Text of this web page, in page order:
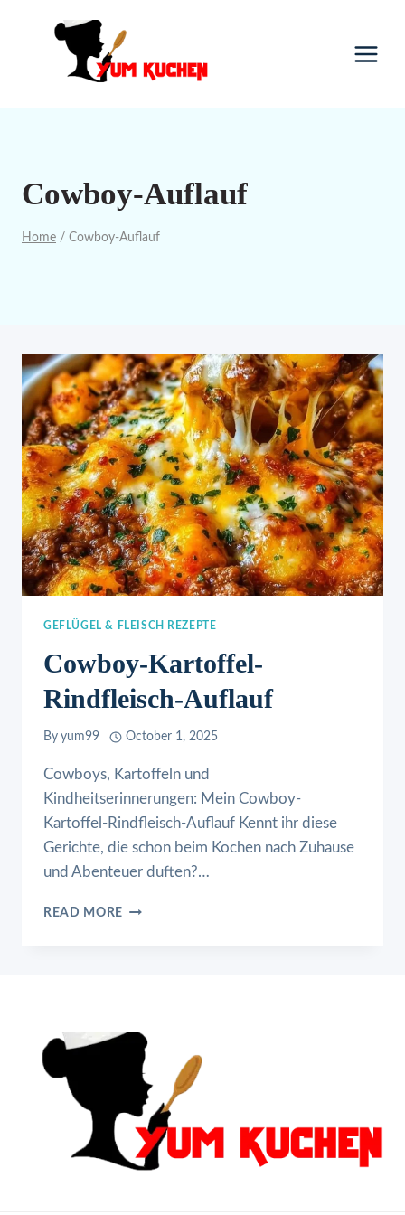
Cowboy-Auflauf
Home / Cowboy-Auflauf
GEFLÜGEL & FLEISCH REZEPTE
Cowboy-Kartoffel-
Rindfleisch-Auflauf
By yum99 October 1, 2025
Cowboys, Kartoffeln und
Kindheitserinnerungen: Mein Cowboy-
Kartoffel-Rindfleisch-Auflauf Kennt ihr diese
Gerichte, die schon beim Kochen nach Zuhause
und Abenteuer duften?…
READ MORE COWBOY-